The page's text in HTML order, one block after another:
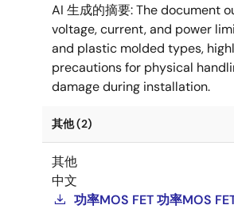
AI 生成的摘要:The document
voltage, current, and power
and plastic molded types,
precautions for physical
damage during installation.
其他 (2)
其他
中文
功率MOS FET 功率MOS